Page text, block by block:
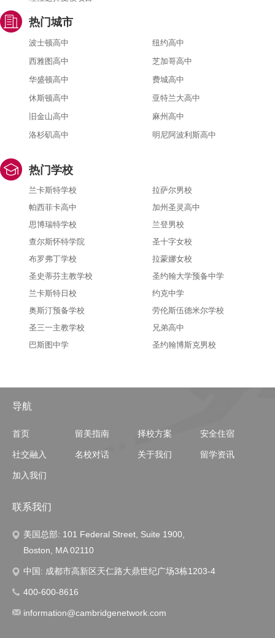
热门城市
波士顿高中
纽约高中
西雅图高中
芝加哥高中
华盛顿高中
费城高中
休斯顿高中
亚特兰大高中
旧金山高中
麻州高中
洛杉矶高中
明尼阿波利斯高中
热门学校
兰卡斯特学校
拉萨尔男校
帕西菲卡高中
加州圣灵高中
思博瑞特学校
兰登男校
查尔斯怀特学院
圣十字女校
布罗弗丁学校
拉蒙娜女校
圣史蒂芬主教学校
圣约翰大学预备中学
兰卡斯特日校
约克中学
奥斯汀预备学校
劳伦斯伍德米尔学校
圣三一主教学校
兄弟高中
巴斯图中学
圣约翰博斯克男校
导航
首页 留美指南 择校方案 安全住宿
社交融入 名校对话 关于我们 留学资讯
加入我们
联系我们
美国总部: 101 Federal Street, Suite 1900,
Boston, MA 02110
中国: 成都市高新区天仁路大鼎世纪广场3栋1203-4
400-600-8616
information@cambridgenetwork.com